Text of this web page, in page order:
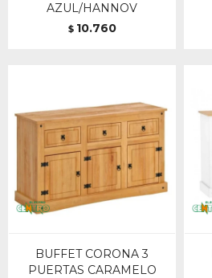
AZUL/HANNOV
$ 10.760
BUFFET CORONA 3
PUERTAS CARAMELO